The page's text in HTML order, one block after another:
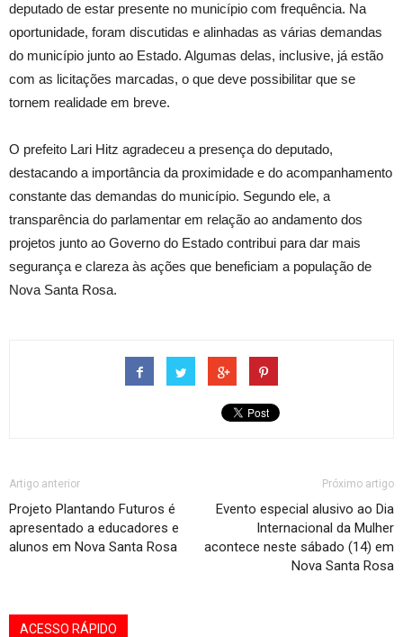
deputado de estar presente no município com frequência. Na
oportunidade, foram discutidas e alinhadas as várias demandas
do município junto ao Estado. Algumas delas, inclusive, já estão
com as licitações marcadas, o que deve possibilitar que se
tornem realidade em breve.
O prefeito Lari Hitz agradeceu a presença do deputado,
destacando a importância da proximidade e do acompanhamento
constante das demandas do município. Segundo ele, a
transparência do parlamentar em relação ao andamento dos
projetos junto ao Governo do Estado contribui para dar mais
segurança e clareza às ações que beneficiam a população de
Nova Santa Rosa.
Artigo anterior
Projeto Plantando Futuros é
apresentado a educadores e
alunos em Nova Santa Rosa
Próximo artigo
Evento especial alusivo ao Dia
Internacional da Mulher
acontece neste sábado (14) em
Nova Santa Rosa
ACESSO RÁPIDO